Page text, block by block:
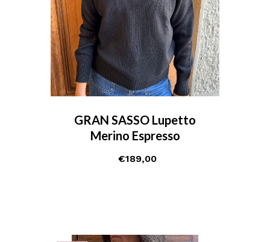
GRAN SASSO Lupetto
Merino Espresso
€189,00